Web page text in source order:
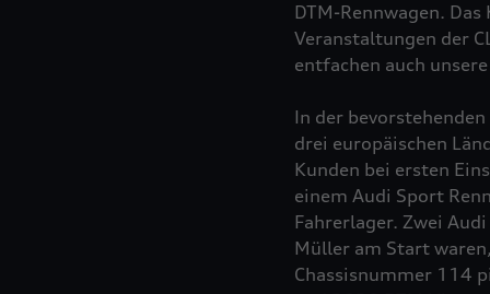
DTM-Rennwagen.
Veranstaltungen der
entfachen auch
In der
drei europäischen
Kunden bei ersten
einem Audi Sport
Fahrerlager. Zwei Audi
Müller am Start
Chassisnummer 114